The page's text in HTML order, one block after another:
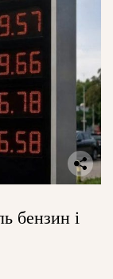
бензин і